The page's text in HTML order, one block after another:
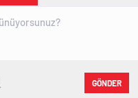
GÖNDER